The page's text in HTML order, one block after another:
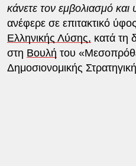
κάνετε τον εμβολιασμό και
ανέφερε σε επιτακτικό
Ελληνικής Λύσης, κατά τη
στη Βουλή του
Δημοσιονομικής